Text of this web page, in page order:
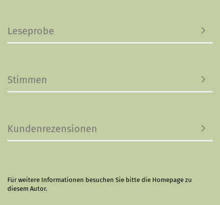
Leseprobe
Stimmen
Kundenrezensionen
Für weitere Informationen besuchen Sie bitte die Homepage zu
diesem Autor.